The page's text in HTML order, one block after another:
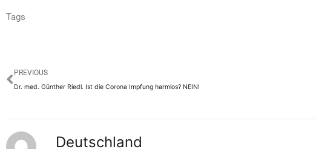
Tags
Prev
PREVIOUS
Dr. med. Günther Riedl. Ist die Corona Impfung harmlos? NEIN!
Deutschland